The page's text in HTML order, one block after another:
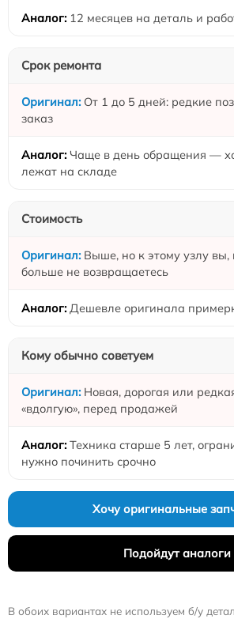
12 месяцев на деталь и
Срок ремонта
От 1 до 5 дней: редкие
заказ
Чаще в день обращения —
лежат на складе
Стоимость
Выше, но к этому узлу вы,
больше не возвращаетесь
Дешевле оригинала
Кому обычно советуем
Новая, дорогая или
«вдолгую», перед продажей
Техника старше 5 лет,
нужно починить срочно
Хочу оригинальные
Подойдут аналоги
В обоих вариантах не используем б/у